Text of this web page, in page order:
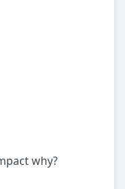
why?